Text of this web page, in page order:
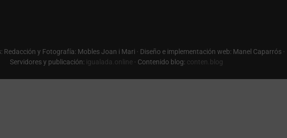
Redacción y Fotografía: Mobles Joan i Mari · Diseño e implementación web: Manel Caparrós ·
Servidores y publicación: igualada.online · Contenido blog: conten.blog